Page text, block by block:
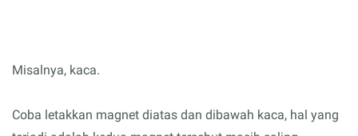
Misalnya, kaca.
Coba letakkan magnet diatas dan dibawah kaca, hal yang